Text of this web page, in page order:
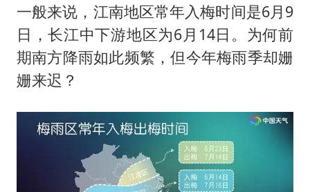
一般来说，江南地区常年入梅时间是6月9
日，长江中下游地区为6月14日。为何前
期南方降雨如此频繁，但今年梅雨季却姗
姗来迟？